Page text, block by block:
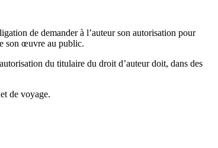
de demander à l’auteur son autorisation pour
son œuvre au public.
du titulaire du droit d’auteur doit, dans des
de voyage.